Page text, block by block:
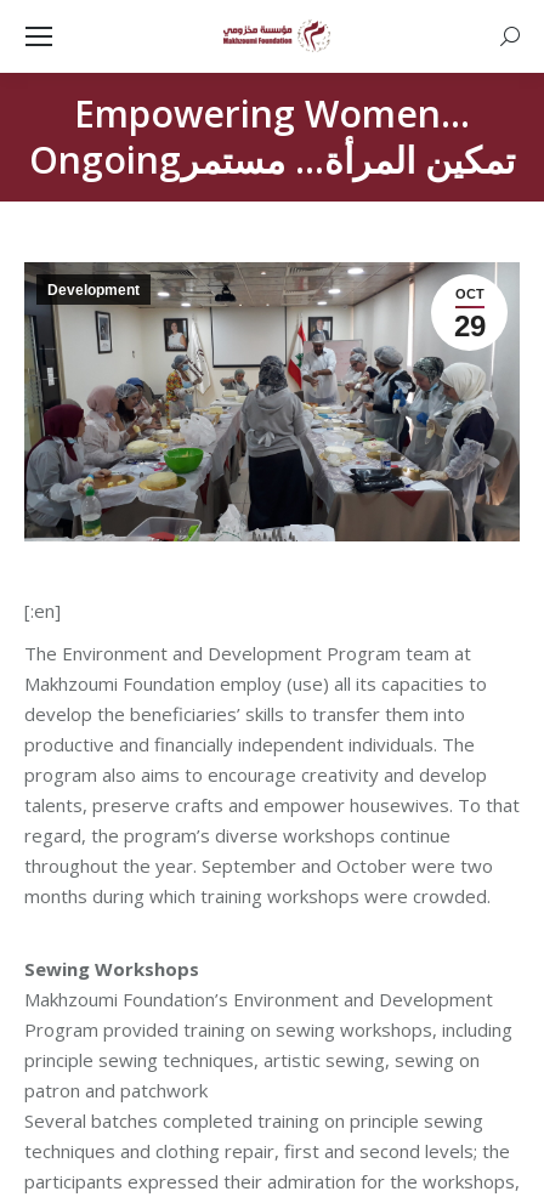
Empowering Women…
Ongoingتمكين المرأة… مستمر
OCT
29
Development
[:en]
The Environment and Development Program team at
Makhzoumi Foundation employ (use) all its capacities to
develop the beneficiaries’ skills to transfer them into
productive and financially independent individuals. The
program also aims to encourage creativity and develop
talents, preserve crafts and empower housewives. To that
regard, the program’s diverse workshops continue
throughout the year. September and October were two
months during which training workshops were crowded.
Sewing Workshops
Makhzoumi Foundation’s Environment and Development
Program provided training on sewing workshops, including
principle sewing techniques, artistic sewing, sewing on
patron and patchwork
Several batches completed training on principle sewing
techniques and clothing repair, first and second levels; the
participants expressed their admiration for the workshops,